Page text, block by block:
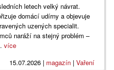
letech velký návrat.
domácí udírny a objevuje
uzených specialit.
naráží na stejný problém –
více
15.07.2026| magazín| Vaření